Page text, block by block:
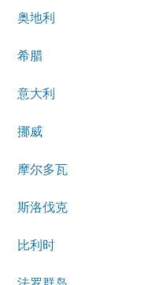
奥地利
希腊
意大利
挪威
摩尔多瓦
斯洛伐克
比利时